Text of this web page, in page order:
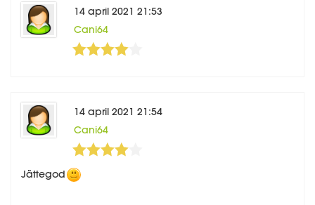
14 april 2021 21:53
Cani64
14 april 2021 21:54
Cani64
4
5
Jättegod